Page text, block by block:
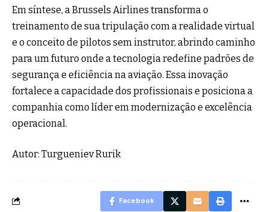
Em síntese, a Brussels Airlines transforma o
treinamento de sua tripulação com a realidade virtual
e o conceito de pilotos sem instrutor, abrindo caminho
para um futuro onde a tecnologia redefine padrões de
segurança e eficiência na aviação. Essa inovação
fortalece a capacidade dos profissionais e posiciona a
companhia como líder em modernização e excelência
operacional.
Autor: Turgueniev Rurik
Facebook